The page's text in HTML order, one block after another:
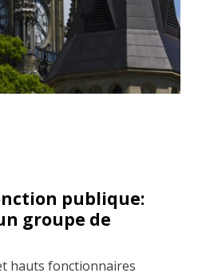
publique:
groupe de
hauts fonctionnaires